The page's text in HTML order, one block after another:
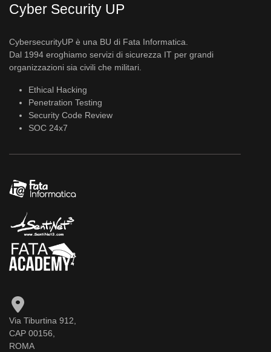
Cyber Security UP
CybersecurityUP è una BU di Fata Informatica.
Dal 1994 eroghiamo servizi di sicurezza IT per grandi
organizzazioni sia civili che militari.
Ethical Hacking
Penetration Testing
Security Code Review
SOC 24x7
Via Tiburtina 912,
CAP 00156,
ROMA